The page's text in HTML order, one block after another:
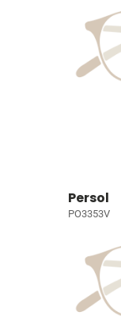
Persol
PO3353V